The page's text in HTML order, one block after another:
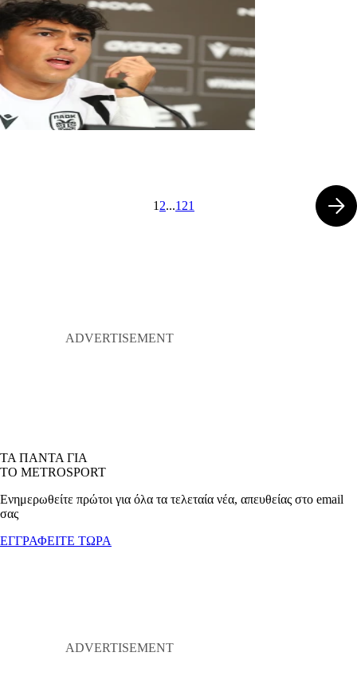
1 2...121
ΤΑ ΠΑΝΤΑ ΓΙΑ
ΤΟ METROSPORT
Ενημερωθείτε πρώτοι για όλα τα τελεταία νέα, απευθείας στο email
σας
ΕΓΓΡΑΦΕΙΤΕ ΤΩΡΑ